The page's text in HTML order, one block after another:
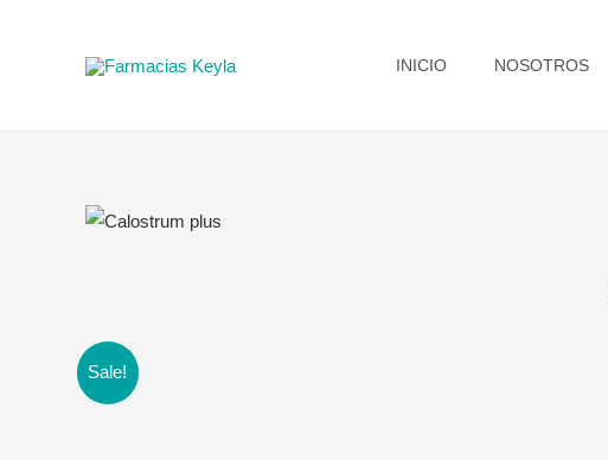
INICIO NOSOTROS
Sale!